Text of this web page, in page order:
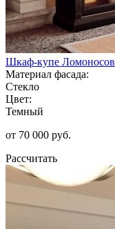
Шкаф-купе Ломоносов
Материал фасада:
Стекло
Цвет:
Темный
от 70 000 руб.
Рассчитать